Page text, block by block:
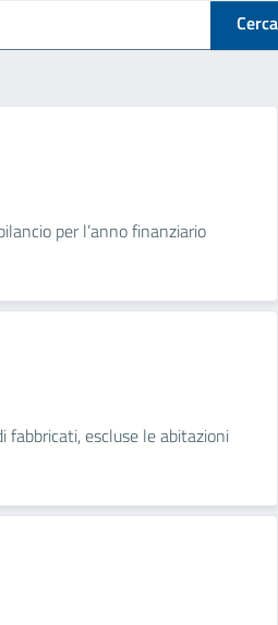
Cerca
per l’anno finanziario
fabbricati, escluse le abitazioni